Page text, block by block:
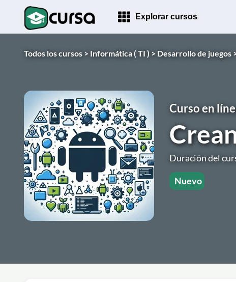
Explorar cursos
Todos los cursos > Informática ( TI ) > Desarrollo de juegos
Curso en
Duración del
Nuevo